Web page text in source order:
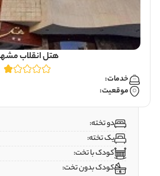
هتل انقلاب
خدمات:
موقعیت:
دو تخته:
یک تخته:
کودک با تخت:
کودک بدون تخت: